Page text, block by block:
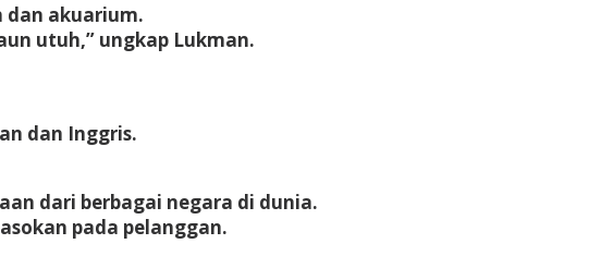
dan akuarium.
utuh,” ungkap Lukman.
dan Inggris.
dari berbagai negara di dunia.
pada pelanggan.